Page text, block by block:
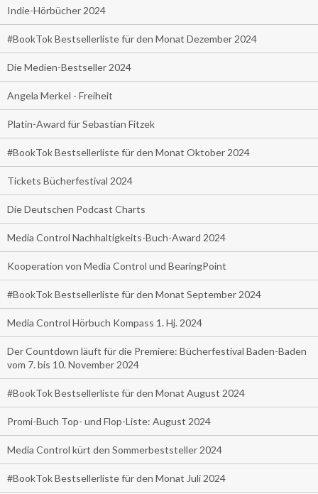
Indie-Hörbücher 2024
#BookTok Bestsellerliste für den Monat Dezember 2024
Die Medien-Bestseller 2024
Angela Merkel - Freiheit
Platin-Award für Sebastian Fitzek
#BookTok Bestsellerliste für den Monat Oktober 2024
Tickets Bücherfestival 2024
Die Deutschen Podcast Charts
Media Control Nachhaltigkeits-Buch-Award 2024
Kooperation von Media Control und BearingPoint
#BookTok Bestsellerliste für den Monat September 2024
Media Control Hörbuch Kompass 1. Hj. 2024
Der Countdown läuft für die Premiere: Bücherfestival Baden-Baden
vom 7. bis 10. November 2024
#BookTok Bestsellerliste für den Monat August 2024
Promi-Buch Top- und Flop-Liste: August 2024
Media Control kürt den Sommerbeststeller 2024
#BookTok Bestsellerliste für den Monat Juli 2024